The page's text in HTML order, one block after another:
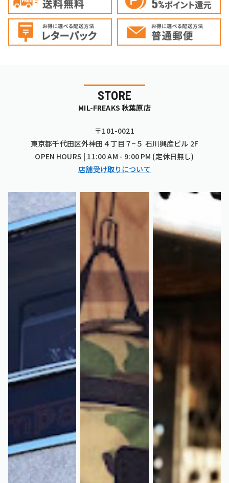
STORE
MIL-FREAKS 秋葉原店
〒101-0021
東京都千代田区外神田４丁目７−５ 石川興産ビル 2F
OPEN HOURS | 11:00 AM - 9:00 PM (定休日無し)
店舗受け取りについて